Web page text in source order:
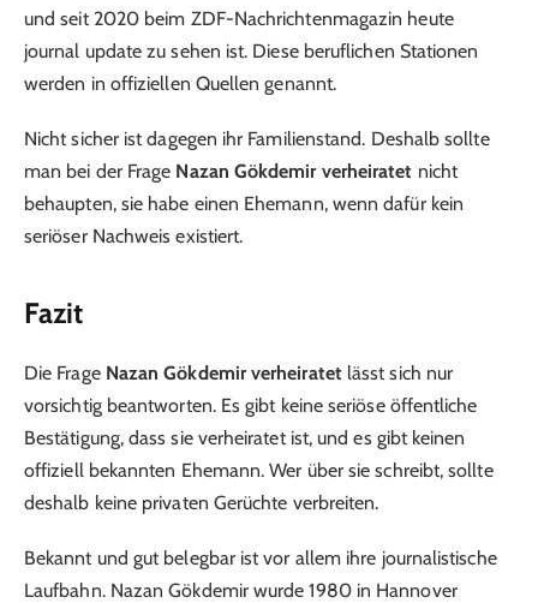
und seit 2020 beim ZDF-Nachrichtenmagazin heute
journal update zu sehen ist. Diese beruflichen Stationen
werden in offiziellen Quellen genannt.
Nicht sicher ist dagegen ihr Familienstand. Deshalb sollte
man bei der Frage Nazan Gökdemir verheiratet nicht
behaupten, sie habe einen Ehemann, wenn dafür kein
seriöser Nachweis existiert.
Fazit
Die Frage Nazan Gökdemir verheiratetlässt sich nur
vorsichtig beantworten. Es gibt keine seriöse öffentliche
Bestätigung, dass sie verheiratet ist, und es gibt keinen
offiziell bekannten Ehemann. Wer über sie schreibt, sollte
deshalb keine privaten Gerüchte verbreiten.
Bekannt und gut belegbar ist vor allem ihre journalistische
Laufbahn. Nazan Gökdemir wurde 1980 in Hannover